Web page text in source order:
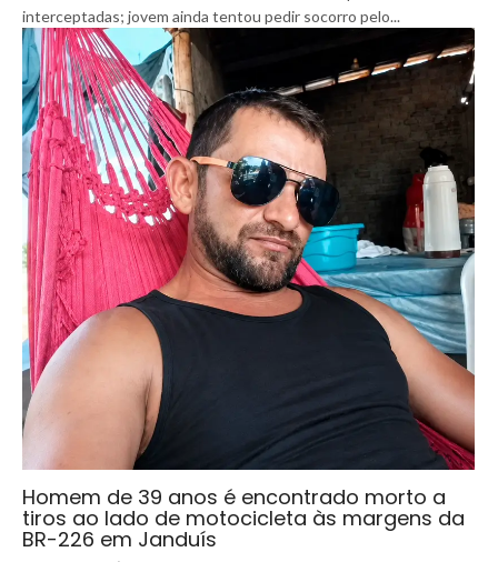
interceptadas; jovem ainda tentou pedir socorro pelo...
Homem de 39 anos é encontrado morto a
tiros ao lado de motocicleta às margens da
BR-226 em Janduís